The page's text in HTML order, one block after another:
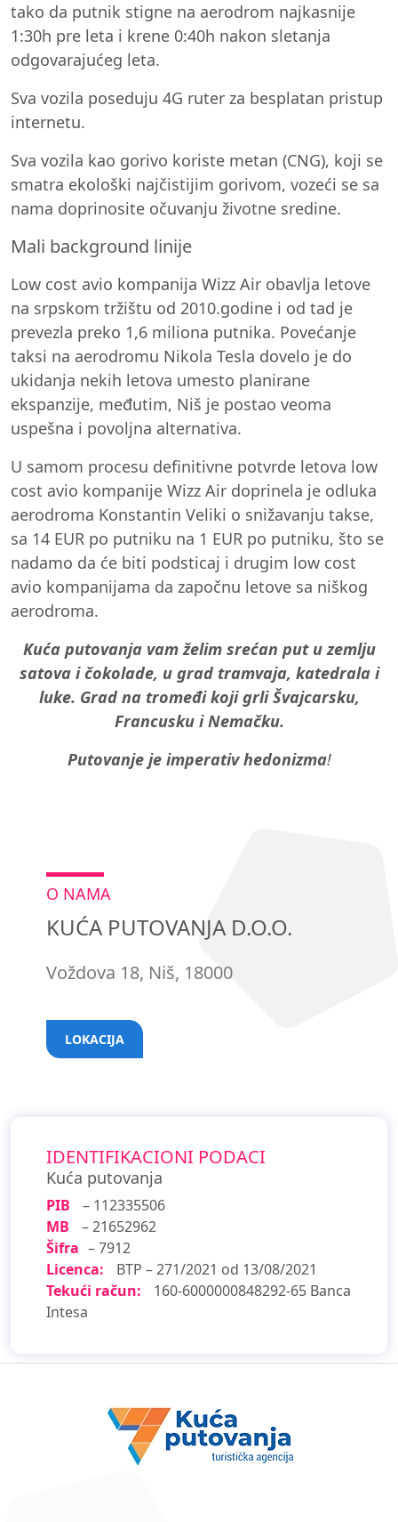
tako da putnik stigne na aerodrom najkasnije
1:30h pre leta i krene 0:40h nakon sletanja
odgovarajućeg leta.
Sva vozila poseduju 4G ruter za besplatan pristup
internetu.
Sva vozila kao gorivo koriste metan (CNG), koji se
smatra ekološki najčistijim gorivom, vozeći se sa
nama doprinosite očuvanju životne sredine.
Mali background linije
Low cost avio kompanija Wizz Air obavlja letove
na srpskom tržištu od 2010.godine i od tad je
prevezla preko 1,6 miliona putnika. Povećanje
taksi na aerodromu Nikola Tesla dovelo je do
ukidanja nekih letova umesto planirane
ekspanzije, međutim, Niš je postao veoma
uspešna i povoljna alternativa.
U samom procesu definitivne potvrde letova low
cost avio kompanije Wizz Air doprinela je odluka
aerodroma Konstantin Veliki o snižavanju takse,
sa 14 EUR po putniku na 1 EUR po putniku, što se
nadamo da će biti podsticaj i drugim low cost
avio kompanijama da započnu letove sa niškog
aerodroma.
Kuća putovanja vam želim srećan put u zemlju
satova i čokolade, u grad tramvaja, katedrala i
luke. Grad na tromeđi koji grli Švajcarsku,
Francusku i Nemačku.
Putovanje je imperativ hedonizma!
O NAMA
KUĆA PUTOVANJA D.O.O.
Voždova 18, Niš, 18000
LOKACIJA
IDENTIFIKACIONI PODACI
Kuća putovanja
PIB
– 112335506
MB
– 21652962
Šifra – 7912
Licenca:
BTP – 271/2021 od 13/08/2021
Tekući račun:
160-6000000848292-65 Banca
Intesa